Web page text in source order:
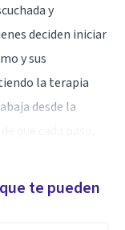
y
deciden iniciar
y sus
la terapia
desde la
las personas
sabiendo
te pueden